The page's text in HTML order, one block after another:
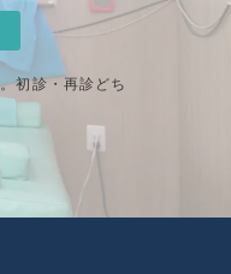
初診・再診どち